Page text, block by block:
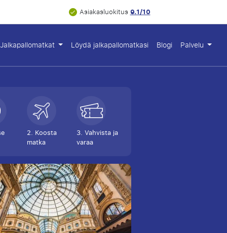
Asiakasluokitus9.1/10
Jalkapallomatkat Löydä jalkapallomatkasi Blogi Palvelu
2. Koosta
matka
3. Vahvista ja
varaa